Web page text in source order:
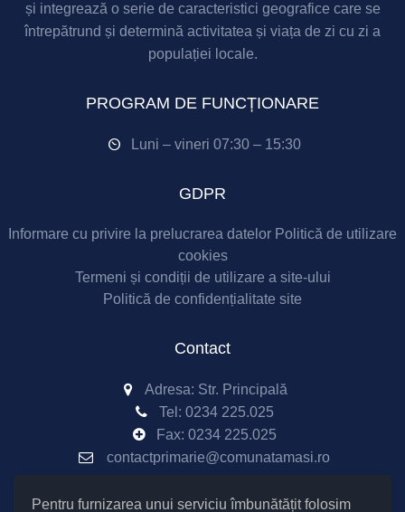
Pentru furnizarea unui serviciu îmbunătățit folosim
și integrează o serie de caracteristici geografice care se
întrepătrund și determină activitatea și viața de zi cu zi a
populației locale.
PROGRAM DE FUNCȚIONARE
Luni – vineri 07:30 – 15:30
GDPR
Informare cu privire la prelucrarea datelor Politică de utilizare
cookies
Termeni și condiții de utilizare a site-ului
Politică de confidențialitate site
Contact
Adresa: Str. Principală
Tel: 0234 225.025
Fax: 0234 225.025
contactprimarie@comunatamasi.ro